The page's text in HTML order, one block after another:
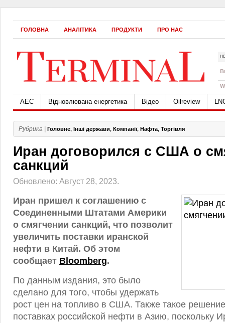
ГОЛОВНА АНАЛІТИКА ПРОДУКТИ ПРО НАС
АЕС Відновлювана енергетика Відео Oilreview
Рубрика | Головне, Інші держави, Компанії, Нафта, Торгівля
Иран договорился с США о
санкций
Обновлено: Август 28, 2023.
Иран пришел к соглашению с
Соединенными Штатами Америки
о смягчении санкций, что позволит
увеличить поставки иранской
нефти в Китай. Об этом
сообщает Bloomberg.
По данным издания, это было
сделано для того, чтобы удержать
рост цен на топливо в США. Также такое
поставках российской нефти в Азию, поскольку